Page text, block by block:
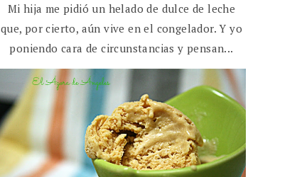
Mi hija me pidió un helado de dulce de leche
que, por cierto, aún vive en el congelador. Y yo
poniendo cara de circunstancias y pensan...